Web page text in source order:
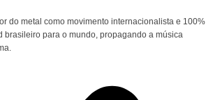
do metal como movimento internacionalista e 100%
brasileiro para o mundo, propagando a música